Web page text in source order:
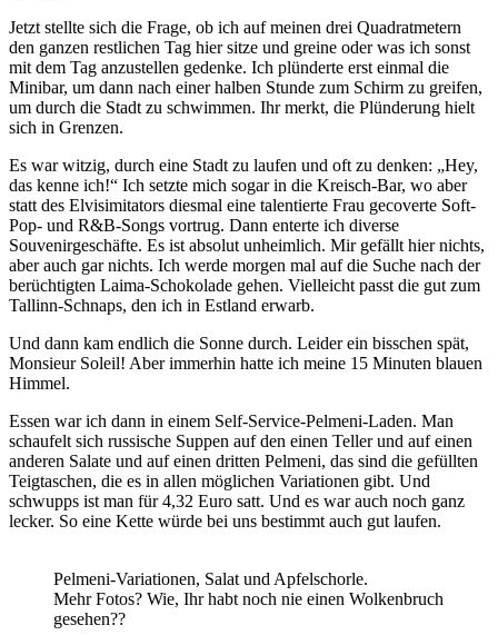
Jetzt stellte sich die Frage, ob ich auf meinen drei Quadratmetern
den ganzen restlichen Tag hier sitze und greine oder was ich sonst
mit dem Tag anzustellen gedenke. Ich plünderte erst einmal die
Minibar, um dann nach einer halben Stunde zum Schirm zu greifen,
um durch die Stadt zu schwimmen. Ihr merkt, die Plünderung hielt
sich in Grenzen.
Es war witzig, durch eine Stadt zu laufen und oft zu denken: „Hey,
das kenne ich!“ Ich setzte mich sogar in die Kreisch-Bar, wo aber
statt des Elvisimitators diesmal eine talentierte Frau gecoverte Soft-
Pop- und R&B-Songs vortrug. Dann enterte ich diverse
Souvenirgeschäfte. Es ist absolut unheimlich. Mir gefällt hier nichts,
aber auch gar nichts. Ich werde morgen mal auf die Suche nach der
berüchtigten Laima-Schokolade gehen. Vielleicht passt die gut zum
Tallinn-Schnaps, den ich in Estland erwarb.
Und dann kam endlich die Sonne durch. Leider ein bisschen spät,
Monsieur Soleil! Aber immerhin hatte ich meine 15 Minuten blauen
Himmel.
Essen war ich dann in einem Self-Service-Pelmeni-Laden. Man
schaufelt sich russische Suppen auf den einen Teller und auf einen
anderen Salate und auf einen dritten Pelmeni, das sind die gefüllten
Teigtaschen, die es in allen möglichen Variationen gibt. Und
schwupps ist man für 4,32 Euro satt. Und es war auch noch ganz
lecker. So eine Kette würde bei uns bestimmt auch gut laufen.
Pelmeni-Variationen, Salat und Apfelschorle.
Mehr Fotos? Wie, Ihr habt noch nie einen Wolkenbruch
gesehen??